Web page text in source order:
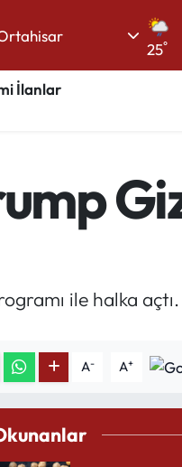
25°
İlanlar
ile halka
A- A+